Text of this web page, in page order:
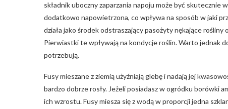
składnik uboczny zaparzania napoju może być
dodatkowo napowietrzona, co wpływa na sposób w jaki
działa jako środek odstraszający pasożyty nękające
Pierwiastki te wpływają na kondycje roślin. Warto jednak
potrzebują.
Fusy mieszane z ziemią użyźniają glebę i nadają jej
bardzo dobrze rosły. Jeżeli posiadasz w ogródku borówki
ich wzrostu. Fusy miesza się z wodą w proporcji jedna